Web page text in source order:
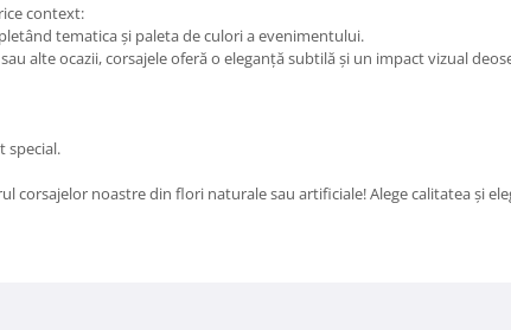
context:
tematica și paleta de culori a evenimentului.
alte ocazii, corsajele oferă o eleganță subtilă și un impact vizual
special.
noastre din flori naturale sau artificiale! Alege calitatea și